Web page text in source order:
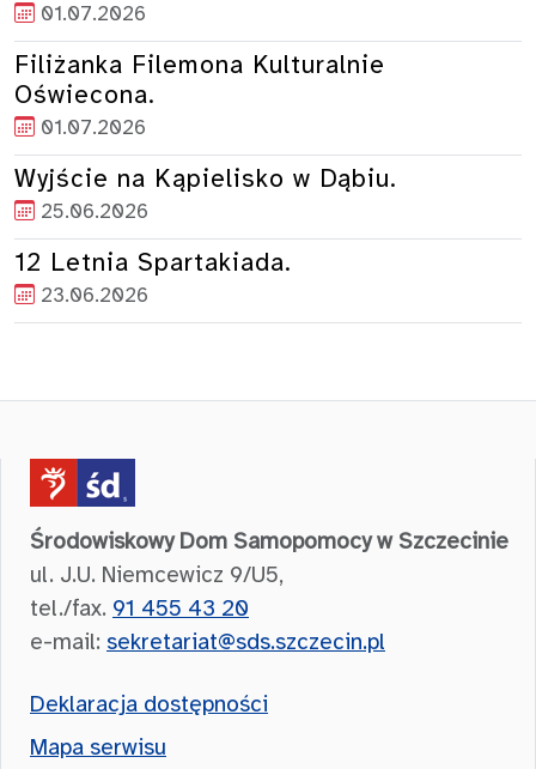
01.07.2026
Filiżanka Filemona Kulturalnie
Oświecona.
01.07.2026
Wyjście na Kąpielisko w Dąbiu.
25.06.2026
12 Letnia Spartakiada.
23.06.2026
Środowiskowy Dom Samopomocy w Szczecinie
ul. J.U. Niemcewicz 9/U5,
tel./fax. 91 455 43 20
e-mail: sekretariat@sds.szczecin.pl
Deklaracja dostępności
Mapa serwisu